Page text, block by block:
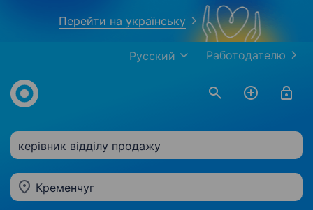
Перейти на українську
Работодателю
Русский
керівник відділу продажу
Кременчуг